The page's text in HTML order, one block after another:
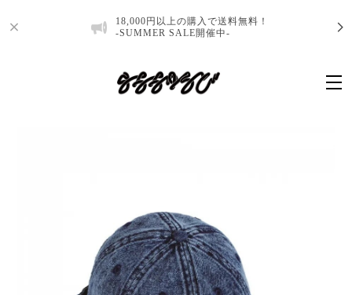
18,000円以上の購入で送料無料！
-SUMMER SALE開催中-